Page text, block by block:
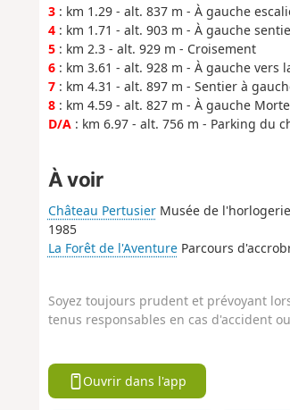
3: km 1.29 - alt. 837 m - À gauche
4: km 1.71 - alt. 903 m - À gauche
5: km 2.3 - alt. 929 m - Croisement
6: km 3.61 - alt. 928 m - À gauche vers
7: km 4.31 - alt. 897 m - Sentier à
8: km 4.59 - alt. 827 m - À gauche
D/A: km 6.97 - alt. 756 m - Parking du
À voir
Château PertusierMusée de
1985
La Forêt de l'AventureParcours
Soyez toujours prudent et prévoyant
tenus responsables en cas d'accident
Ouvrir dans l'app